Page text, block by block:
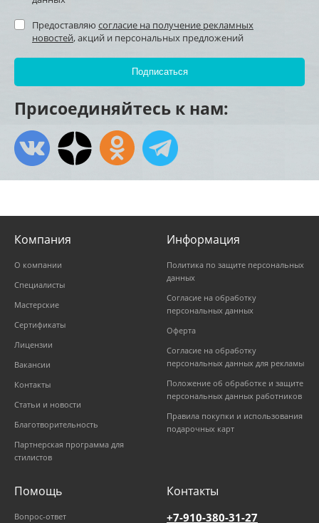
Предоставляю согласие на получение рекламных
новостей, акций и персональных предложений
Присоединяйтесь к нам:
Компания
О компании
Специалисты
Мастерские
Сертификаты
Лицензии
Вакансии
Контакты
Статьи и новости
Благотворительность
Партнерская программа для
стилистов
Информация
Политика по защите персональных
данных
Согласие на обработку
персональных данных
Оферта
Согласие на обработку
персональных данных для рекламы
Положение об обработке и защите
персональных данных работников
Правила покупки и использования
подарочных карт
Помощь
Вопрос-ответ
Контакты
+7-910-380-31-27